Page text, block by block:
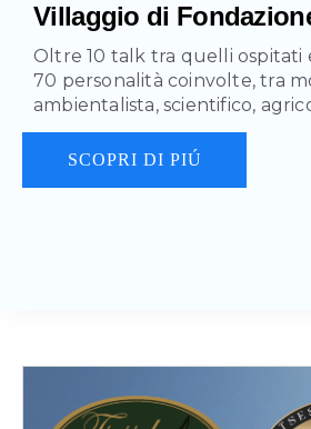
Villaggio di
Oltre 10 talk tra quelli ospitati
70 personalità coinvolte, tra
ambientalista, scientifico,
SCOPRI DI PIÚ